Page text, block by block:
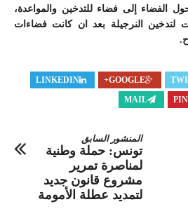
الفضاء إلى فضاء للتدخين والمواعدة،
لتدخين النرجيلة بعد ان كانت فضاءات
GOOGLE+
LINKEDIN
MAIL
المنشور السابق
تونس: حملة وطنية
لمناصرة تمرير
مشروع قانون جديد
لتمديد عطلة الأمومة